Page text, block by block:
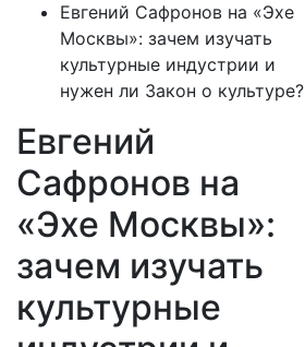
Евгений Сафронов на «Эхе
Москвы»: зачем изучать
культурные индустрии и
нужен ли Закон о культуре?
Евгений
Сафронов на
«Эхе Москвы»:
зачем изучать
культурные